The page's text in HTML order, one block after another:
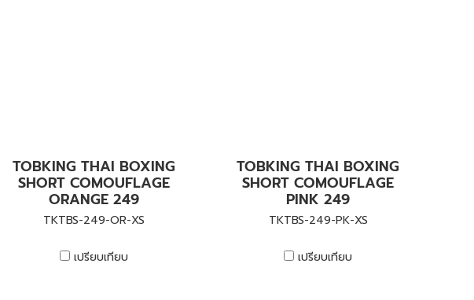
TOBKING THAI BOXING
SHORT COMOUFLAGE
ORANGE 249
TKTBS-249-OR-XS
เปรียบเทียบ
TOBKING THAI BOXING
SHORT COMOUFLAGE
PINK 249
TKTBS-249-PK-XS
เปรียบเทียบ